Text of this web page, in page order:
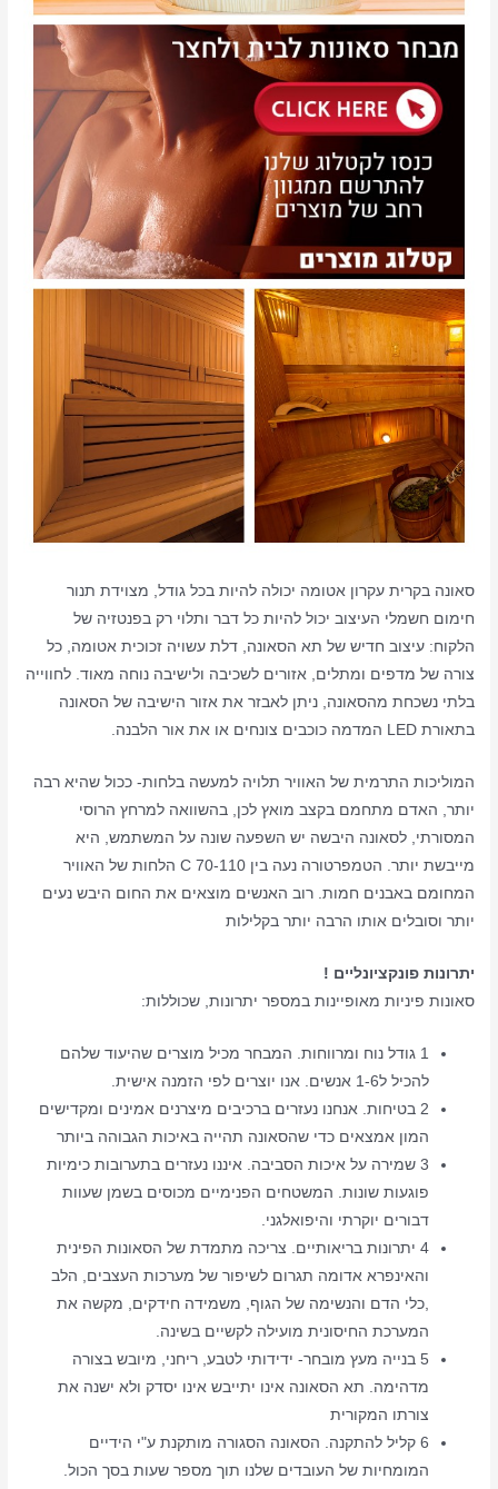
סאונה בקרית עקרון אטומה יכולה להיות בכל גודל, מצוידת תנור
חימום חשמלי העיצוב יכול להיות כל דבר ותלוי רק בפנטזיה של
הלקוח: עיצוב חדיש של תא הסאונה, דלת עשויה זכוכית אטומה, כל
צורה של מדפים ומתלים, אזורים לשכיבה ולישיבה נוחה מאוד. לחווייה
בלתי נשכחת מהסאונה, ניתן לאבזר את אזור הישיבה של הסאונה
בתאורת LED המדמה כוכבים צונחים או את אור הלבנה.
המוליכות התרמית של האוויר תלויה למעשה בלחות- ככול שהיא רבה
יותר, האדם מתחמם בקצב מואץ לכן, בהשוואה למרחץ הרוסי
המסורתי, לסאונה היבשה יש השפעה שונה על המשתמש, היא
מייבשת יותר. הטמפרטורה נעה בין 70-110 C הלחות של האוויר
המחומם באבנים חמות. רוב האנשים מוצאים את החום היבש נעים
יותר וסובלים אותו הרבה יותר בקלילות
יתרונות פונקציונליים !
סאונות פיניות מאופיינות במספר יתרונות, שכוללות:
1 גודל נוח ומרווחות. המבחר מכיל מוצרים שהיעוד שלהם
להכיל ל1-6 אנשים. אנו יוצרים לפי הזמנה אישית.
2 בטיחות. אנחנו נעזרים ברכיבים מיצרנים אמינים ומקדישים
המון אמצאים כדי שהסאונה תהייה באיכות הגבוהה ביותר
3 שמירה על איכות הסביבה. איננו נעזרים בתערובות כימיות
פוגעות שונות. המשטחים הפנימיים מכוסים בשמן שעוות
דבורים יוקרתי והיפואלגני.
4 יתרונות בריאותיים. צריכה מתמדת של הסאונות הפינית
והאינפרא אדומה תגרום לשיפור של מערכות העצבים, הלב
,כלי הדם והנשימה של הגוף, משמידה חידקים, מקשה את
המערכת החיסונית מועילה לקשיים בשינה.
5 בנייה מעץ מובחר- ידידותי לטבע, ריחני, מיובש בצורה
מדהימה. תא הסאונה אינו יתייבש אינו יסדק ולא ישנה את
צורתו המקורית
6 קליל להתקנה. הסאונה הסגורה מותקנת ע"י הידיים
המומחיות של העובדים שלנו תוך מספר שעות בסך הכול.